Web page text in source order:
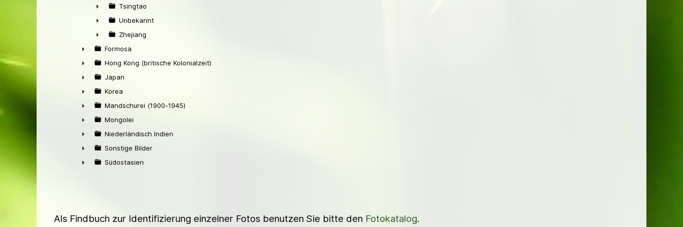
►
►
Tsingtao
►
Unbekannt
►
Zhejiang
►
Formosa
►
Hong Kong (britische Kolonialzeit)
►
Japan
►
Korea
►
Mandschurei (1900-1945)
►
Mongolei
►
Niederländisch Indien
►
Sonstige Bilder
Südostasien
Als Findbuch zur Identifizierung einzelner Fotos benutzen Sie bitte den Fotokatalog.